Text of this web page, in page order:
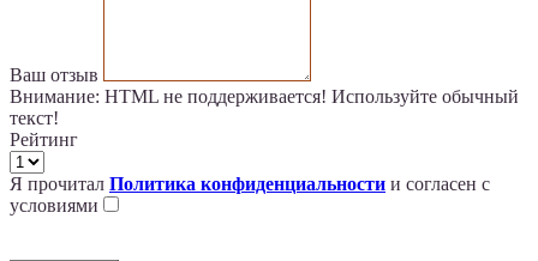
Ваш отзыв
Внимание: HTML не поддерживается! Используйте обычный
текст!
Рейтинг
Я прочитал Политика конфиденциальности и согласен с
условиями